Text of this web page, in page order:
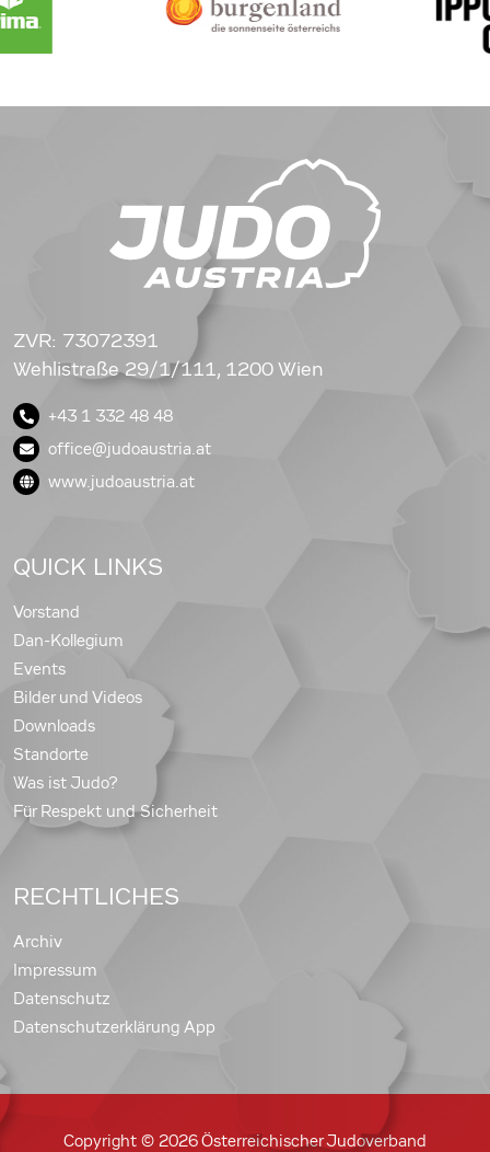
ZVR: 73072391
Wehlistraße 29/1/111, 1200 Wien
+43 1 332 48 48
office@judoaustria.at
www.judoaustria.at
QUICK LINKS
Vorstand
Dan-Kollegium
Events
Bilder und Videos
Downloads
Standorte
Was ist Judo?
Für Respekt und Sicherheit
RECHTLICHES
Archiv
Impressum
Datenschutz
Datenschutzerklärung App
Copyright © 2026 Österreichischer Judoverband